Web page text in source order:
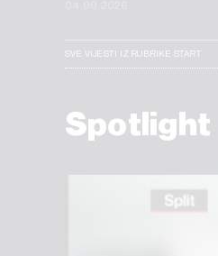
SVE VIJESTI IZ RUBRIKE START
Spotlight